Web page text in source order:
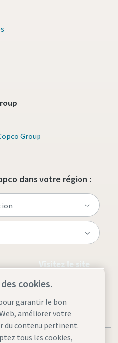
Group
dans votre région :
Visitez le site
cookies.
garantir le bon
améliorer votre
du contenu pertinent.
tous les cookies,